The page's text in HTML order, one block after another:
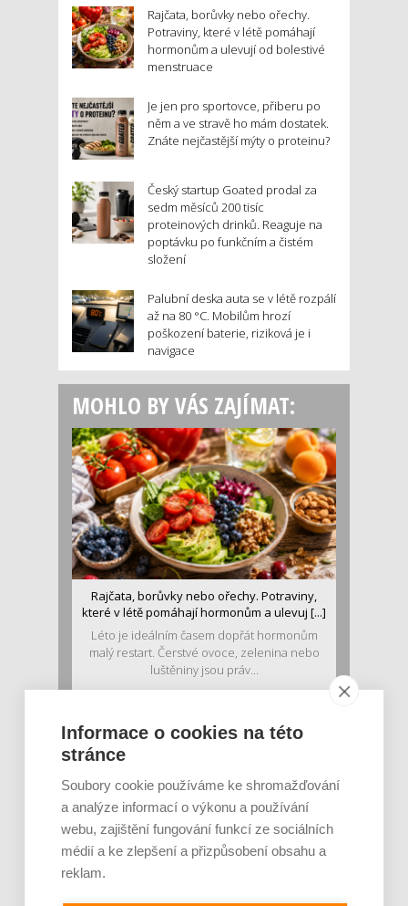
Rajčata, borůvky nebo ořechy.
Potraviny, které v létě pomáhají
hormonům a ulevují od bolestivé
menstruace
Je jen pro sportovce, přiberu po
něm a ve stravě ho mám dostatek.
Znáte nejčastější mýty o proteinu?
Český startup Goated prodal za
sedm měsíců 200 tisíc
proteinových drinků. Reaguje na
poptávku po funkčním a čistém
složení
Palubní deska auta se v létě rozpálí
až na 80 °C. Mobilům hrozí
poškození baterie, riziková je i
navigace
MOHLO BY VÁS ZAJÍMAT:
Rajčata, borůvky nebo ořechy. Potraviny,
které v létě pomáhají hormonům a ulevuj [...]
Léto je ideálním časem dopřát hormonům
malý restart. Čerstvé ovoce, zelenina nebo
luštěniny jsou práv...
Je jen pro sportovce, přiberu po něm a ve
Informace o cookies na této
stránce
Soubory cookie používáme ke shromažďování
a analýze informací o výkonu a používání
webu, zajištění fungování funkcí ze sociálních
médií a ke zlepšení a přizpůsobení obsahu a
reklam.